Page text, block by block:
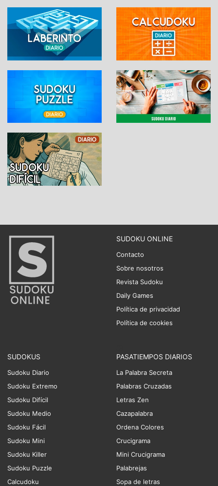
SUDOKU ONLINE
Contacto
Sobre nosotros
Revista Sudoku
Daily Games
Política de privacidad
Política de cookies
SUDOKUS
Sudoku Diario
Sudoku Extremo
Sudoku Difícil
Sudoku Medio
Sudoku Fácil
Sudoku Mini
Sudoku Killer
Sudoku Puzzle
Calcudoku
PASATIEMPOS DIARIOS
La Palabra Secreta
Palabras Cruzadas
Letras Zen
Cazapalabra
Ordena Colores
Crucigrama
Mini Crucigrama
Palabrejas
Sopa de letras